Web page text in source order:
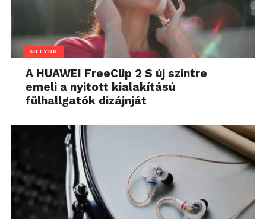
KÜTYÜK
A HUAWEI FreeClip 2 S új szintre
emeli a nyitott kialakítású
fülhallgatók dizájnját